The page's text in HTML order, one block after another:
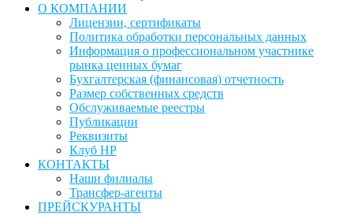
О КОМПАНИИ
Лицензии, сертификаты
Политика обработки персональных данных
Информация о профессиональном участнике
рынка ценных бумаг
Бухгалтерская (финансовая) отчетность
Размер собственных средств
Обслуживаемые реестры
Публикации
Реквизиты
Клуб НР
КОНТАКТЫ
Наши филиалы
Трансфер-агенты
ПРЕЙСКУРАНТЫ